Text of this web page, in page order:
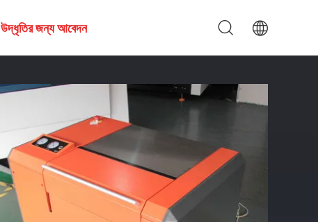
উদ্ধৃতির জন্য আবেদন